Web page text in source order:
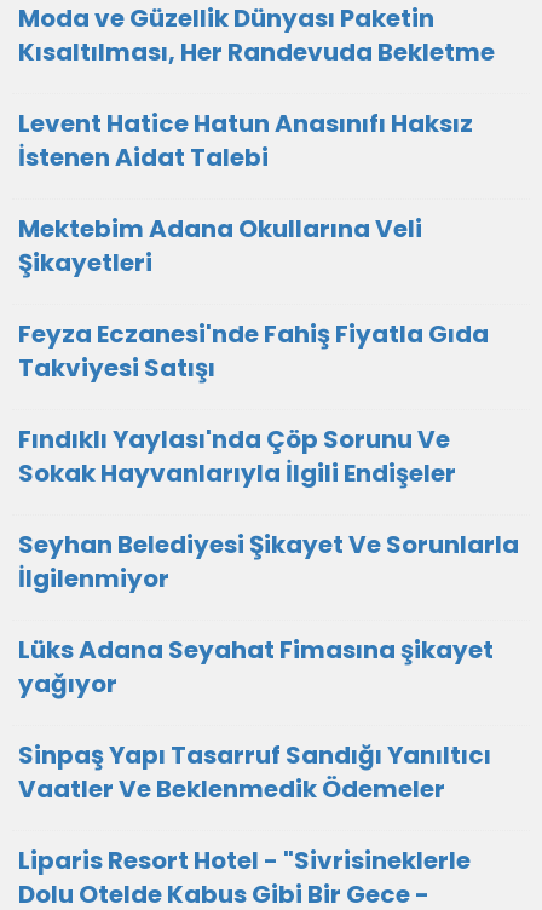
Moda ve Güzellik Dünyası Paketin
Kısaltılması, Her Randevuda Bekletme
Levent Hatice Hatun Anasınıfı Haksız
İstenen Aidat Talebi
Mektebim Adana Okullarına Veli
Şikayetleri
Feyza Eczanesi'nde Fahiş Fiyatla Gıda
Takviyesi Satışı
Fındıklı Yaylası'nda Çöp Sorunu Ve
Sokak Hayvanlarıyla İlgili Endişeler
Seyhan Belediyesi Şikayet Ve Sorunlarla
İlgilenmiyor
Lüks Adana Seyahat Fimasına şikayet
yağıyor
Sinpaş Yapı Tasarruf Sandığı Yanıltıcı
Vaatler Ve Beklenmedik Ödemeler
Liparis Resort Hotel - "Sivrisineklerle
Dolu Otelde Kabus Gibi Bir Gece -